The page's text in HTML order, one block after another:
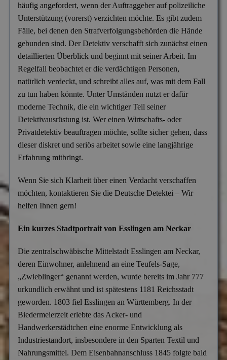
Schwarzarbeit im Betrieb
Unerlaubter Nebenjob
Versicherungsbetrug
Wanzen- & Lauschabwehr
Wettbewerbsverletzung
Wirtschaftsspionage
häufig angefordert, wenn der Auftraggeber auf polizeiliche
Unterstützung (vorerst) verzichten möchte. Es gibt zudem
Fälle, bei denen den Strafverfolgungsbehörden die Hände
gebunden sind. Der Detektiv verschafft sich zunächst einen
detaillierten Überblick und beginnt mit seiner Arbeit. Im
Regelfall beobachtet er die verdächtigen Personen,
natürlich verdeckt, und schreibt alles auf, was mit dem Fall
zu tun haben könnte. Unter Umständen nutzt er dafür
moderne Technik, die ein wichtiger Teil seiner
Detektivausrüstung ist. Wer einen Wirtschafts- oder
Privatdetektiv beauftragen möchte, sollte sicher gehen, dass
dieser diskret und seriös arbeitet sowie eine langjährige
Erfahrung mitbringt.
Wenn Sie sich Klarheit über einen Verdacht verschaffen
möchten, kontaktieren Sie die Deutsche Detektei – Wir
helfen Ihnen gern!
Ein kurzes Stadtportrait von Esslingen am Neckar
Die zentralschwäbische Mittelstadt Esslingen am Neckar,
deren Einwohner, anlehnend an eine Teufels-Sage,
„Zwieblinger“ genannt werden, wurde bereits im Jahr 777
urkundlich erwähnt und ist spätestens 1181 Reichsstadt
geworden. 1803 fiel Esslingen an Württemberg. In der
Biedermeierzeit erlebte das Acker- und
Handwerkerstädtchen eine enorme Entwicklung als
Industriestandort, insbesondere in den Sparten Textil und
Nahrungsmittel. Dem Eisenbahnanschluss 1845 folgte bald